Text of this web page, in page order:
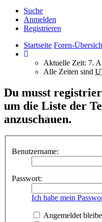
Suche
Anmelden
Registrieren
Startseite Foren-
Aktuelle Zeit: 7.
Alle Zeiten sind
Du musst
um die Liste der
anzuschauen.
Benutzername:
Passwort:
Ich habe mein
Angemeldet